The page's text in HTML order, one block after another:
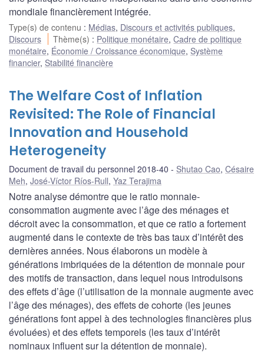
mondiale financièrement intégrée.
Type(s) de contenu : Médias, Discours et activités publiques,
Discours
Thème(s) : Politique monétaire,Cadre de politique
monétaire, Économie / Croissance économique, Système
financier, Stabilité financière
The Welfare Cost of Inflation
Revisited: The Role of Financial
Innovation and Household
Heterogeneity
Document de travail du personnel 2018-40 Shutao Cao, Césaire
Meh, José-Víctor Ríos-Rull, Yaz Terajima
Notre analyse démontre que le ratio monnaie-
consommation augmente avec l’âge des ménages et
décroit avec la consommation, et que ce ratio a fortement
augmenté dans le contexte de très bas taux d’intérêt des
dernières années. Nous élaborons un modèle à
générations imbriquées de la détention de monnaie pour
des motifs de transaction, dans lequel nous introduisons
des effets d’âge (l’utilisation de la monnaie augmente avec
l’âge des ménages), des effets de cohorte (les jeunes
générations font appel à des technologies financières plus
évoluées) et des effets temporels (les taux d’intérêt
nominaux influent sur la détention de monnaie).